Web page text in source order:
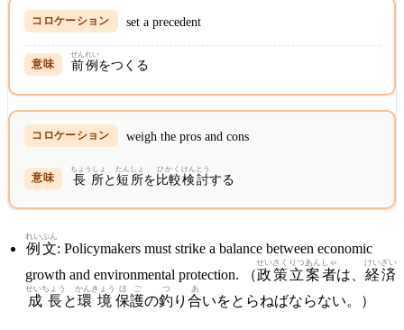
set a precedent
前例
ぜんれい
をつくる
weigh the pros and cons
長所
ちょうしょ
と短所
たんしょ
を 比較
ひかく
検討
けんとう
する
例文
れいぶん
: Policymakers must strike a balance between economic
growth and environmental protection. （政策
せいさく
立案
りつあん
者
しゃ
は、 経済
けいざい
成長
せいちょう
と環境
かんきょう
保護
ほご
の釣
つ
り 合
あ
いをとらねばならない。）